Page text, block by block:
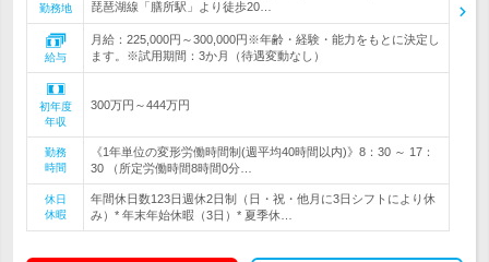
勤務地
琵琶湖線「膳所駅」より徒歩20…
給与
月給：225,000円～300,000円※年齢・経験・能力をもとに決定し
ます。※試用期間：3か月（待遇変動なし）
初年度
年収
300万円～444万円
勤務
時間
《1年単位の変形労働時間制(週平均40時間以内)》8：30 ～ 17：
30 （所定労働時間8時間0分…
休日
休暇
年間休日数123日週休2日制（日・祝・他月に3日シフトにより休
み）* 年末年始休暇（3日）* 夏季休…